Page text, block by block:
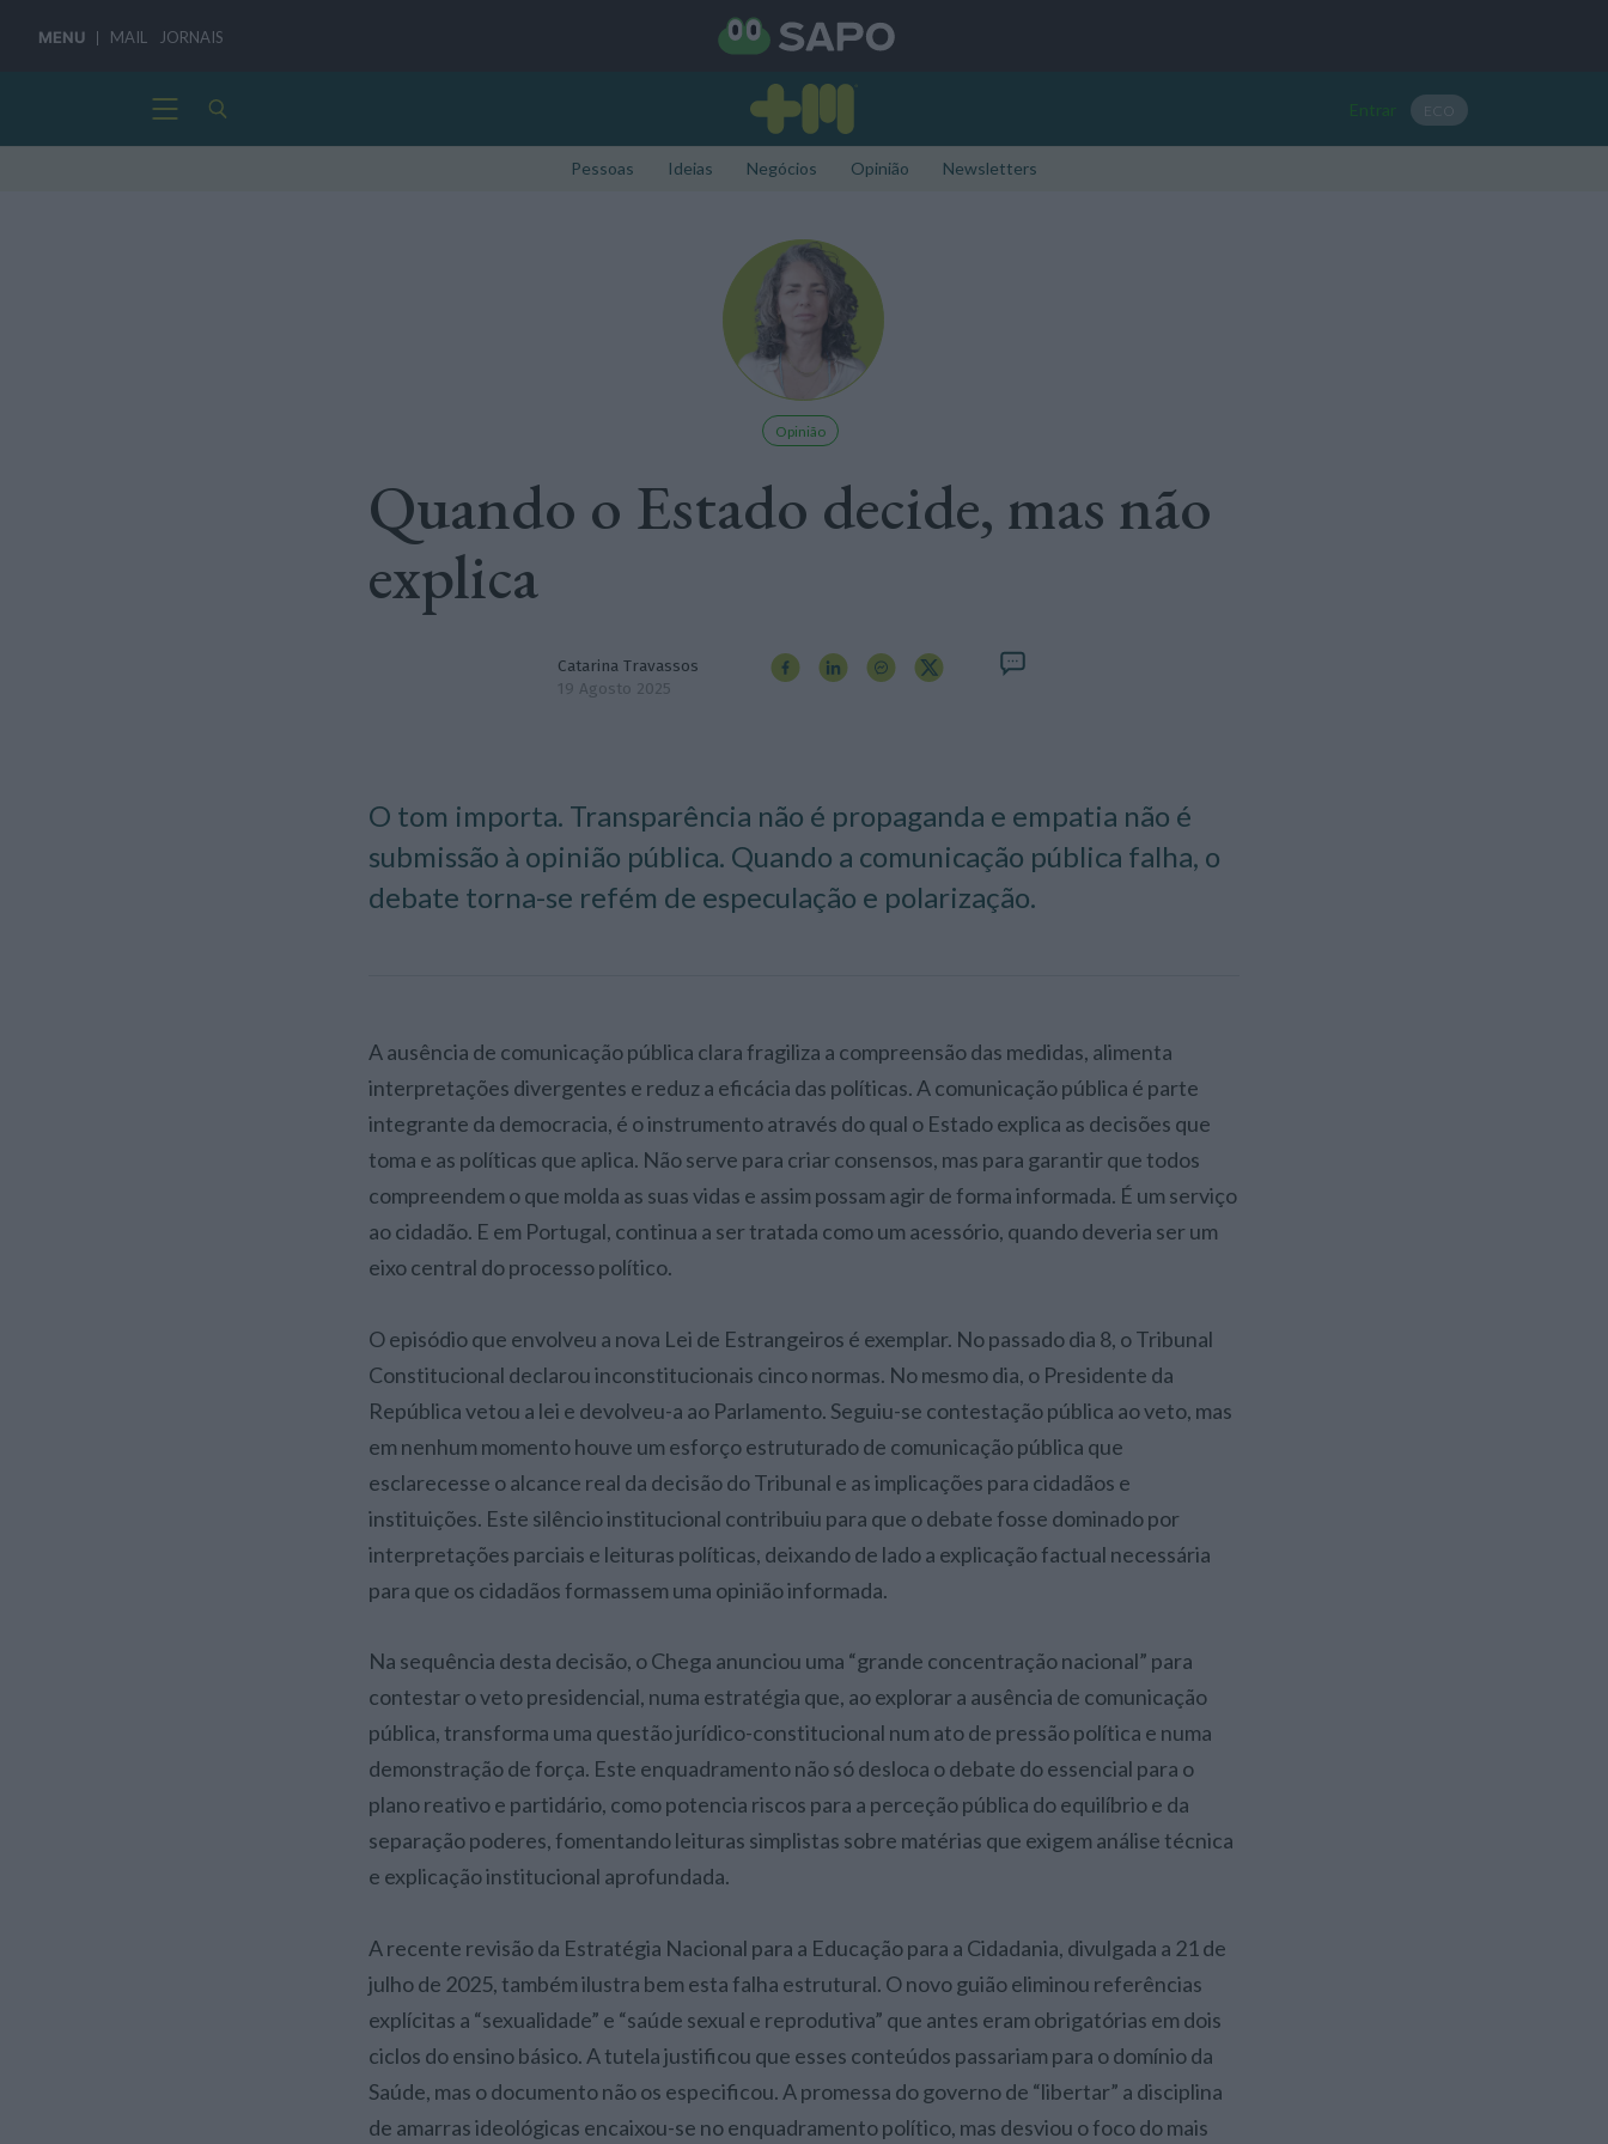
MENU MAIL JORNAIS
Entrar ECO
Pessoas Ideias Negócios Opinião Newsletters
Opinião
Quando o Estado decide, mas não
explica
Catarina Travassos
19 Agosto 2025
O tom importa. Transparência não é propaganda e empatia não é
submissão à opinião pública. Quando a comunicação pública falha, o
debate torna-se refém de especulação e polarização.
A ausência de comunicação pública clara fragiliza a compreensão das medidas, alimenta
interpretações divergentes e reduz a eficácia das políticas. A comunicação pública é parte
integrante da democracia, é o instrumento através do qual o Estado explica as decisões que
toma e as políticas que aplica. Não serve para criar consensos, mas para garantir que todos
compreendem o que molda as suas vidas e assim possam agir de forma informada. É um serviço
ao cidadão. E em Portugal, continua a ser tratada como um acessório, quando deveria ser um
eixo central do processo político.
O episódio que envolveu a nova Lei de Estrangeiros é exemplar. No passado dia 8, o Tribunal
Constitucional declarou inconstitucionais cinco normas. No mesmo dia, o Presidente da
República vetou a lei e devolveu-a ao Parlamento. Seguiu-se contestação pública ao veto, mas
em nenhum momento houve um esforço estruturado de comunicação pública que
esclarecesse o alcance real da decisão do Tribunal e as implicações para cidadãos e
instituições. Este silêncio institucional contribuiu para que o debate fosse dominado por
interpretações parciais e leituras políticas, deixando de lado a explicação factual necessária
para que os cidadãos formassem uma opinião informada.
Na sequência desta decisão, o Chega anunciou uma “grande concentração nacional” para
contestar o veto presidencial, numa estratégia que, ao explorar a ausência de comunicação
pública, transforma uma questão jurídico-constitucional num ato de pressão política e numa
demonstração de força. Este enquadramento não só desloca o debate do essencial para o
plano reativo e partidário, como potencia riscos para a perceção pública do equilíbrio e da
separação poderes, fomentando leituras simplistas sobre matérias que exigem análise técnica
e explicação institucional aprofundada.
A recente revisão da Estratégia Nacional para a Educação para a Cidadania, divulgada a 21 de
julho de 2025, também ilustra bem esta falha estrutural. O novo guião eliminou referências
explícitas a “sexualidade” e “saúde sexual e reprodutiva” que antes eram obrigatórias em dois
ciclos do ensino básico. A tutela justificou que esses conteúdos passariam para o domínio da
Saúde, mas o documento não os especificou. A promessa do governo de “libertar” a disciplina
de amarras ideológicas encaixou-se no enquadramento político, mas desviou o foco do mais